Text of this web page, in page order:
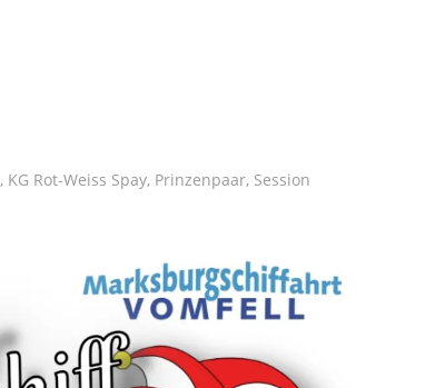
, KG Rot-Weiss Spay, Prinzenpaar, Session